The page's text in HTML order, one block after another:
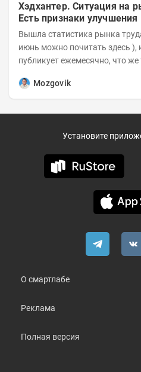
Хэдхантер. Ситуация на
Есть признаки улучшения
Вышла статистика рынка труда за июль 2026 года (за
июнь можно почитать здесь ), которую Хедхантер
публикует ежемесячно, что же
Mozgovik
Установите
О смартлабе
Реклама
Полная версия